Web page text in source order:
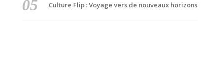
Culture Flip : Voyage vers de nouveaux horizons